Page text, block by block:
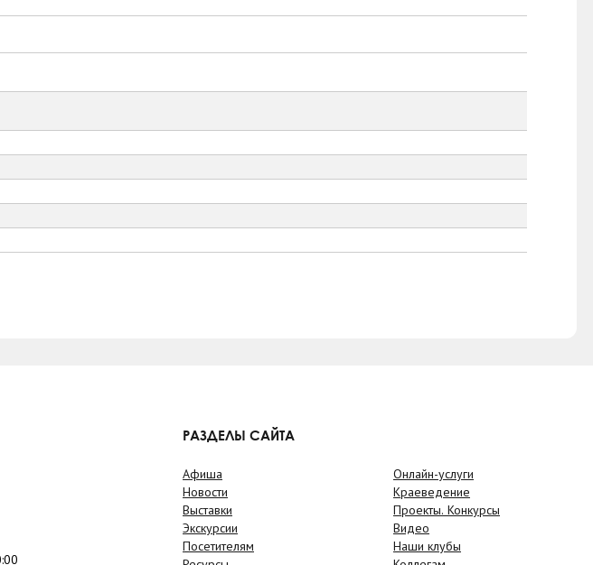
РАЗДЕЛЫ САЙТА
Афиша
Новости
Выставки
Экскурсии
Посетителям
Онлайн-услуги
Краеведение
Проекты. Конкурсы
Видео
Наши клубы